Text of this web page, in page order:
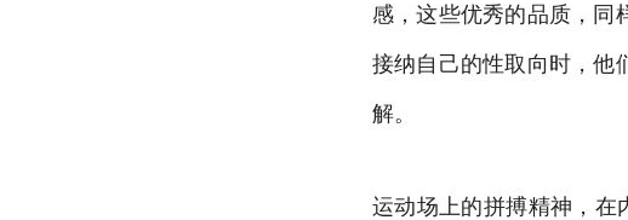
感，这些优秀的品质，同
接纳自己的性取向时，他
解。
运动场上的拼搏精神，在